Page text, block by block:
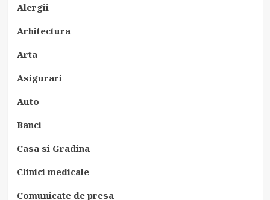
Alergii
Arhitectura
Arta
Asigurari
Auto
Banci
Casa si Gradina
Clinici medicale
Comunicate de presa